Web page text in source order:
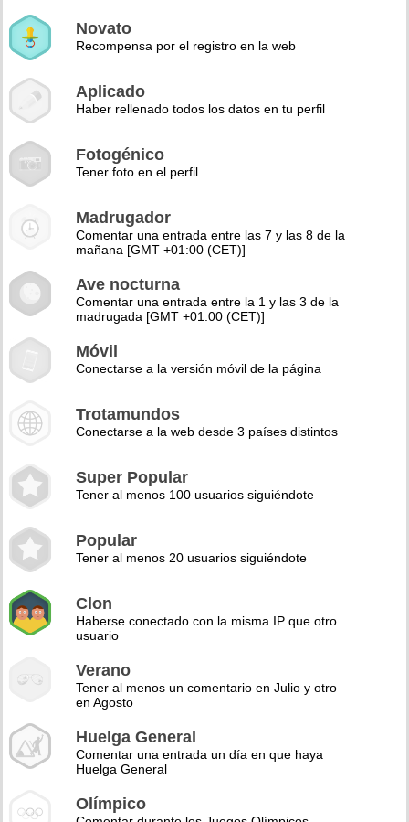
Novato
Recompensa por el registro en la web
Aplicado
Haber rellenado todos los datos en tu perfil
Fotogénico
Tener foto en el perfil
Madrugador
Comentar una entrada entre las 7 y las 8 de la
mañana [GMT +01:00 (CET)]
Ave nocturna
Comentar una entrada entre la 1 y las 3 de la
madrugada [GMT +01:00 (CET)]
Móvil
Conectarse a la versión móvil de la página
Trotamundos
Conectarse a la web desde 3 países distintos
Super Popular
Tener al menos 100 usuarios siguiéndote
Popular
Tener al menos 20 usuarios siguiéndote
Clon
Haberse conectado con la misma IP que otro
usuario
Verano
Tener al menos un comentario en Julio y otro
en Agosto
Huelga General
Comentar una entrada un día en que haya
Huelga General
Olímpico